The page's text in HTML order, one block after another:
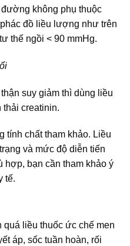
không phụ thuộc
đồ liều lượng như trên
thế ngồi < 90 mmHg.
suy giảm thì dùng liều
thải creatinin.
tính chất tham khảo. Liều
và mức độ diễn tiến
hợp, bạn cần tham khảo ý
tế.
liều thuốc ức chế men
áp, sốc tuần hoàn, rối